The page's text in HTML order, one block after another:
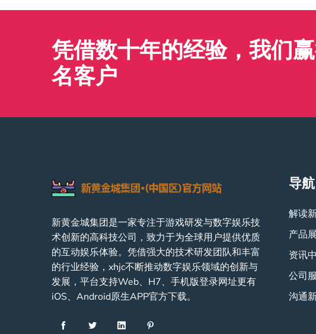
凭借数十年的经验，我们
名客户
新黄金城集团是一家专注于游戏研发与数字娱乐技
术创新的高科技公司，致力于为全球用户提供优质
的互动娱乐体验。凭借强大的技术研发团队和丰富
的行业经验，xhjc不断推动数字娱乐领域的创新与
发展，平台支持Web、H7、手机版登录网址更有
iOS、Android原生APP官方下载。
导航
解读
产品
资讯
公司
沟通